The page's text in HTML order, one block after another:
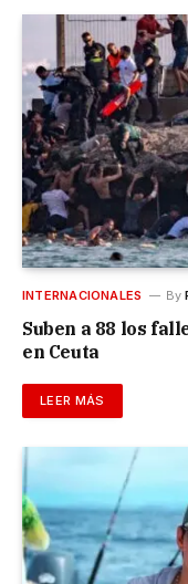
INTERNACIONALES By
Suben a 88 los
en Ceuta
LEER MÁS